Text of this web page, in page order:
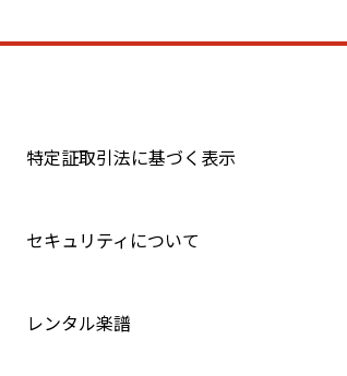
特定証取引法に基づく表示
セキュリティについて
レンタル楽譜